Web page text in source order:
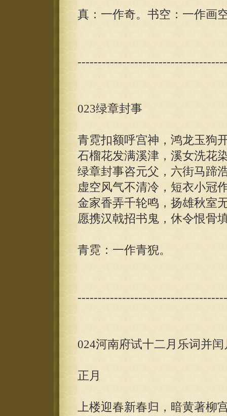
真：一作奇。书空：一作画
023绿章封事
青霓扣额呼宫神，鸿龙玉狗
石榴花发满溪津，溪女洗花
绿章封事咨元父，六街马蹄
虚空风气不清冷，短衣小冠
金家香弄千轮鸣，扬雄秋室
愿携汉戟招书鬼，休令恨骨
青霓：一作青猊。
024河南府试十二月乐词并闰
正月
上楼迎春新春归，暗黄著柳